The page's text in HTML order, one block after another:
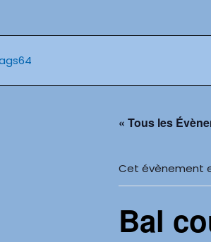
« Tous les
Cet évènement
Bal